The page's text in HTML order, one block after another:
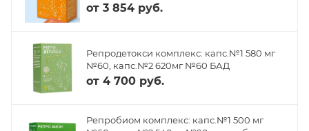
от 3 854 руб.
Репродетокси комплекс: капс.№1 580 мг
№60, капс.№2 620мг №60 БАД
от 4 700 руб.
Репробиом комплекс: капс.№1 500 мг